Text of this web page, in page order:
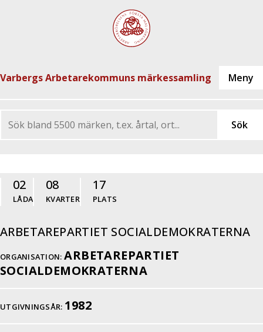
Varbergs Arbetarekommuns märkessamling
02
LÅDA
08
KVARTER
17
PLATS
ARBETAREPARTIET SOCIALDEMOKRATERNA
ORGANISATION: ARBETAREPARTIET
SOCIALDEMOKRATERNA
UTGIVNINGSÅR: 1982